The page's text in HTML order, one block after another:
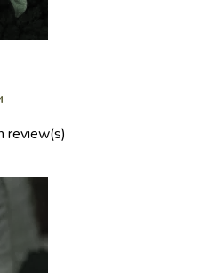
review(s)